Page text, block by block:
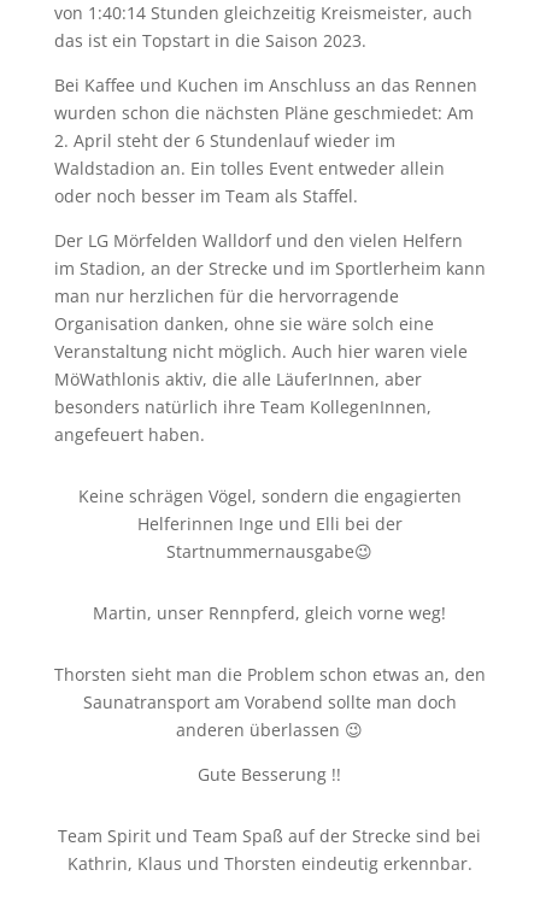
von 1:40:14 Stunden gleichzeitig Kreismeister, auch
das ist ein Topstart in die Saison 2023.
Bei Kaffee und Kuchen im Anschluss an das Rennen
wurden schon die nächsten Pläne geschmiedet: Am
2. April steht der 6 Stundenlauf wieder im
Waldstadion an. Ein tolles Event entweder allein
oder noch besser im Team als Staffel.
Der LG Mörfelden Walldorf und den vielen Helfern
im Stadion, an der Strecke und im Sportlerheim kann
man nur herzlichen für die hervorragende
Organisation danken, ohne sie wäre solch eine
Veranstaltung nicht möglich. Auch hier waren viele
MöWathlonis aktiv, die alle LäuferInnen, aber
besonders natürlich ihre Team KollegenInnen,
angefeuert haben.
Keine schrägen Vögel, sondern die engagierten
Helferinnen Inge und Elli bei der
Startnummernausgabe😉
Martin, unser Rennpferd, gleich vorne weg!
Thorsten sieht man die Problem schon etwas an, den
Saunatransport am Vorabend sollte man doch
anderen überlassen 😉
Gute Besserung !!
Team Spirit und Team Spaß auf der Strecke sind bei
Kathrin, Klaus und Thorsten eindeutig erkennbar.